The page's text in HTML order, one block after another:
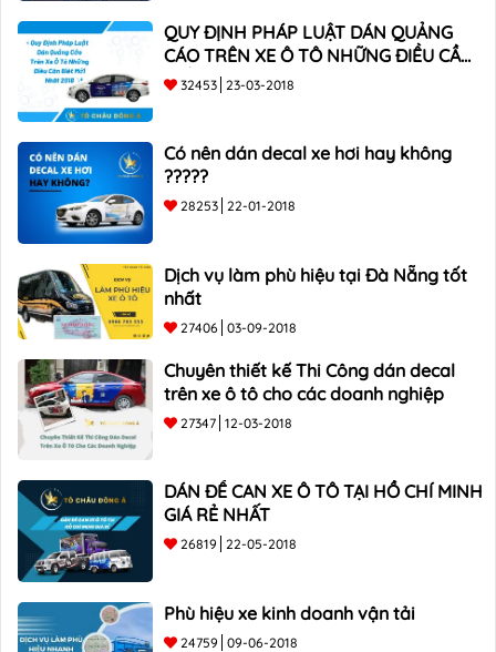
QUY ĐỊNH PHÁP LUẬT DÁN QUẢNG
CÁO TRÊN XE Ô TÔ NHỮNG ĐIỀU CẦN
BIẾT mới nhất 2018 ???
32453 23-03-2018
Có nên dán decal xe hơi hay không
?????
28253 22-01-2018
Dịch vụ làm phù hiệu tại Đà Nẵng tốt
nhất
27406 03-09-2018
Chuyên thiết kế Thi Công dán decal
trên xe ô tô cho các doanh nghiệp
27347 12-03-2018
DÁN ĐỀ CAN XE Ô TÔ TẠI HỒ CHÍ MINH
GIÁ RẺ NHẤT
26819 22-05-2018
Phù hiệu xe kinh doanh vận tải
24759 09-06-2018